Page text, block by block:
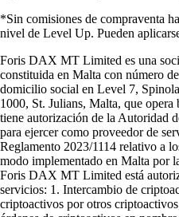
*Sin comisiones de compraventa
nivel de Level Up. Pueden
Foris DAX MT Limited es una
constituida en Malta con número
domicilio social en Level 7,
1000, St. Julians, Malta, que opera
tiene autorización de la Autoridad
para ejercer como proveedor de
Reglamento 2023/1114 relativo a
modo implementado en Malta por
Foris DAX MT Limited está
servicios: 1. Intercambio de
criptoactivos por otros